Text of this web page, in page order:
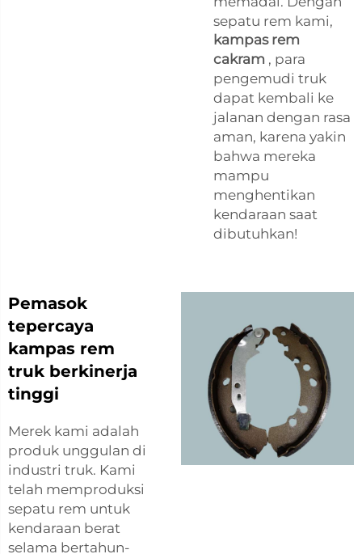
sepatu rem kami,
kampas rem
cakram , para
pengemudi truk
dapat kembali ke
jalanan dengan rasa
aman, karena yakin
bahwa mereka
mampu
menghentikan
kendaraan saat
dibutuhkan!
Pemasok
tepercaya
kampas rem
truk berkinerja
tinggi
Merek kami adalah
produk unggulan di
industri truk. Kami
telah memproduksi
sepatu rem untuk
kendaraan berat
selama bertahun-